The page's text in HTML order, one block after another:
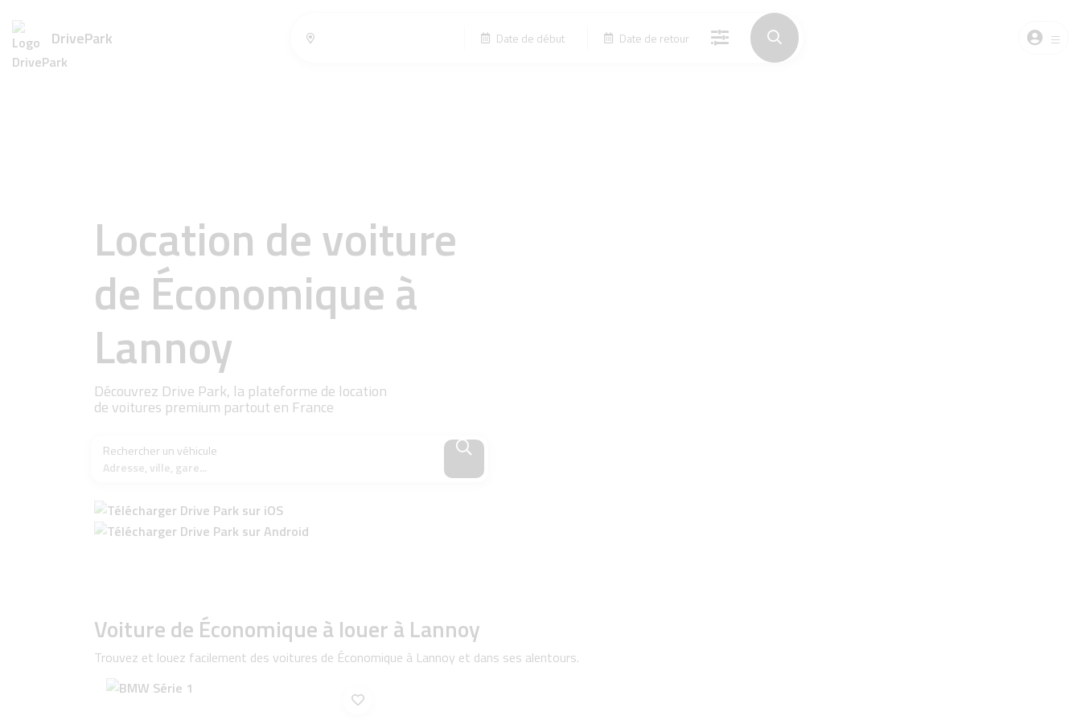
DrivePark Date de début Date de retour
Location de voiture
de Économique à
Lannoy
Découvrez Drive Park, la plateforme de location
de voitures premium partout en France
Rechercher un véhicule
Adresse, ville, gare...
Voiture de Économique à louer à Lannoy
Trouvez et louez facilement des voitures de Économique à Lannoy et dans ses alentours.